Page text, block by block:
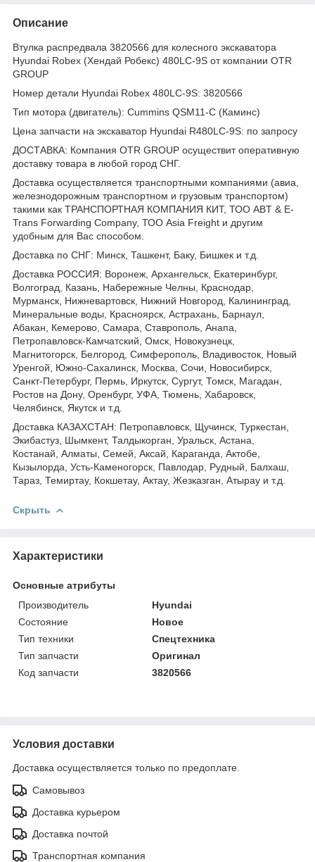
Описание
Втулка распредвала 3820566 для колесного экскаватора
Hyundai Robex (Хендай Робекс) 480LC-9S от компании OTR
GROUP
Номер детали Hyundai Robex 480LC-9S: 3820566
Тип мотора (двигатель): Cummins QSM11-C (Каминс)
Цена запчасти на экскаватор Hyundai R480LC-9S: по запросу
ДОСТАВКА: Компания OTR GROUP осуществит оперативную
доставку товара в любой город СНГ.
Доставка осуществляется транспортными компаниями (авиа,
железнодорожным транспортном и грузовым транспортом)
такими как ТРАНСПОРТНАЯ КОМПАНИЯ КИТ, ТОО ABT & E-
Trans Forwarding Company, ТОО Asia Freight и другим
удобным для Вас способом.
Доставка по СНГ: Минск, Ташкент, Баку, Бишкек и т.д.
Доставка РОССИЯ: Воронеж, Архангельск, Екатеринбург,
Волгоград, Казань, Набережные Челны, Краснодар,
Мурманск, Нижневартовск, Нижний Новгород, Калининград,
Минеральные воды, Красноярск, Астрахань, Барнаул,
Абакан, Кемерово, Самара, Ставрополь, Анапа,
Петропавловск-Камчатский, Омск, Новокузнецк,
Магнитогорск, Белгород, Симферополь, Владивосток, Новый
Уренгой, Южно-Сахалинск, Москва, Сочи, Новосибирск,
Санкт-Петербург, Пермь, Иркутск, Сургут, Томск, Магадан,
Ростов на Дону, Оренбург, УФА, Тюмень, Хабаровск,
Челябинск, Якутск и т.д.
Доставка КАЗАХСТАН: Петропавловск, Щучинск, Туркестан,
Экибастуз, Шымкент, Талдыкорган, Уральск, Астана,
Костанай, Алматы, Семей, Аксай, Караганда, Актобе,
Кызылорда, Усть-Каменогорск, Павлодар, Рудный, Балхаш,
Тараз, Темиртау, Кокшетау, Актау, Жезказган, Атырау и т.д.
Скрыть
Характеристики
Основные атрибуты
Производитель
Hyundai
Состояние
Новое
Тип техники
Спецтехника
Тип запчасти
Оригинал
Код запчасти
3820566
Условия доставки
Доставка осуществляется только по предоплате.
Самовывоз
Доставка курьером
Доставка почтой
Транспортная компания